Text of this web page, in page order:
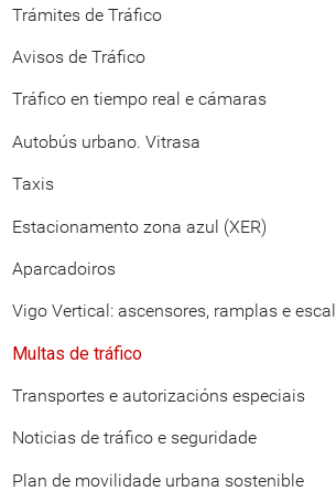
Trámites de Tráfico
Avisos de Tráfico
Tráfico en tiempo real e cámaras
Autobús urbano. Vitrasa
Taxis
Estacionamento zona azul (XER)
Aparcadoiros
Vigo Vertical: ascensores, ramplas e
Multas de tráfico
Transportes e autorizacións especiais
Noticias de tráfico e seguridade
Plan de movilidade urbana sostenible